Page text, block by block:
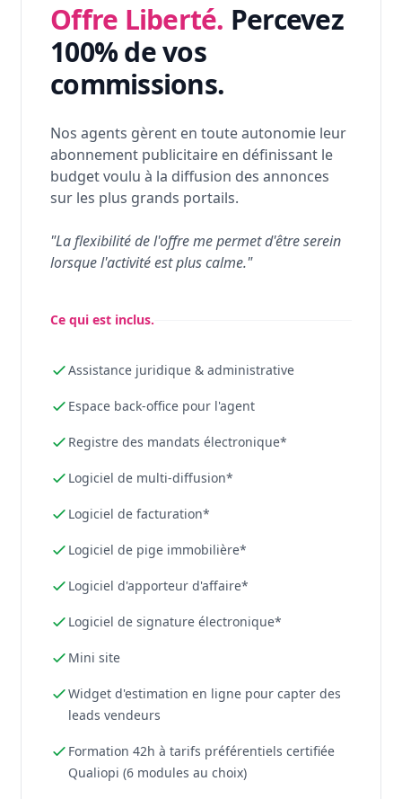
Offre Liberté. Percevez
100% de vos
commissions.
Nos agents gèrent en toute autonomie leur
abonnement publicitaire en définissant le
budget voulu à la diffusion des annonces
sur les plus grands portails.
"La flexibilité de l'offre me permet d'être serein
lorsque l'activité est plus calme."
Ce qui est inclus.
Assistance juridique & administrative
Espace back-office pour l'agent
Registre des mandats électronique*
Logiciel de multi-diffusion*
Logiciel de facturation*
Logiciel de pige immobilière*
Logiciel d'apporteur d'affaire*
Logiciel de signature électronique*
Mini site
Widget d'estimation en ligne pour capter des
leads vendeurs
Formation 42h à tarifs préférentiels certifiée
Qualiopi (6 modules au choix)